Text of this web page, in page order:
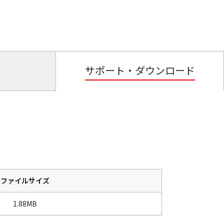
サポート・ダウンロード
ファイルサイズ
1.88MB